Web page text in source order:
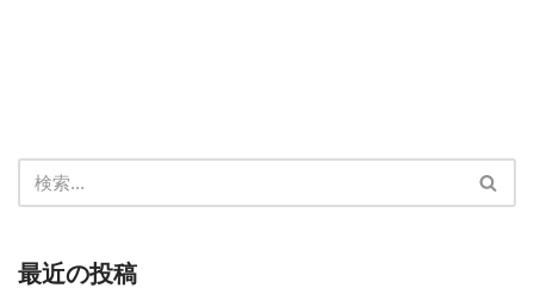
最近の投稿